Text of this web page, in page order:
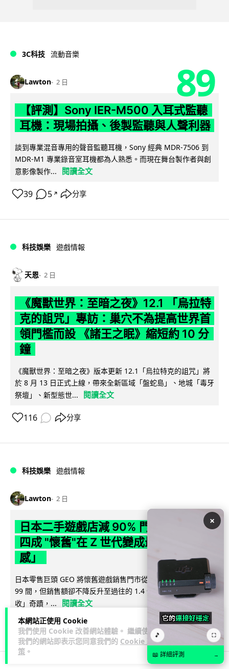
本網站正使用 Cookie
我們使用 Cookie 改善網站體驗。 繼續使用
我們的網站即表示您同意我們的 Cookie 政
策 。
3C科技 流動音樂
Lawton 2 日 89
【評測】Sony IER-M500 入耳式監聽
耳機：現場拍攝、後製監聽與人聲利器
談到專業混音專用的聲音監聽耳機，Sony 經典 MDR-7506 到
MDR-M1 專業錄音室耳機都為人熟悉。而現在舞台製作者與創
意影像製作...
閱讀全文
39 5 ↗ 分享
科技娛樂 遊戲情報
天恩 2 日
《魔獸世界：至暗之夜》12.1 「烏拉特
克的詛咒」專訪：巢穴不為提高世界首
領門檻而設 《諸王之眠》縮短約 10 分
鐘
《魔獸世界：至暗之夜》版本更新 12.1「烏拉特克的詛咒」將
於 8 月 13 日正式上線，帶來全新區域「盤蛇島」、地城「毒牙
祭壇」、新型態世...
閱讀全文
116 分享
科技娛樂 遊戲情報
Lawton 2 日
日本二手遊戲店減 90% 門市 業績反增
四成 "懷舊"在 Z 世代變成最潮「新鮮
感」
日本零售巨頭 GEO 將懷舊遊戲銷售門市從 1,000 間大幅減至
99 間，但銷售額卻不降反升至過往的 1.4 倍。做到「減店增
收」奇蹟，...
閱讀全文
260 20 ↗ 分享
×
🎵 ⛶
📖 詳細評測 →